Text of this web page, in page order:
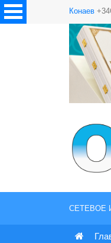
Конаев
СЕТЕВОЕ